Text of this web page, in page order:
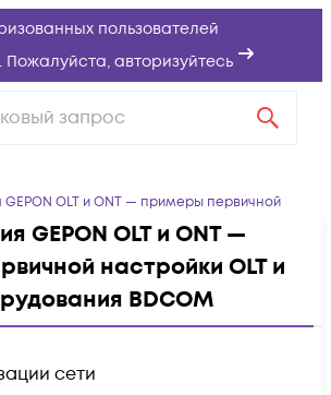
пользователей
Пожалуйста, авторизуйтесь
GEPON OLT и ONT — примеры первичной
и ONT для оборудования BDCOM
GEPON OLT и ONT —
настройки OLT и
BDCOM
сети